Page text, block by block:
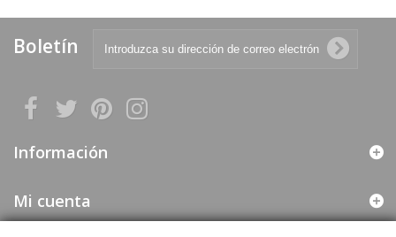
Boletín
Información
Mi cuenta